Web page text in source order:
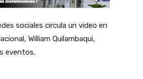
sociales circula un video en
William Quilambaqui,
eventos.